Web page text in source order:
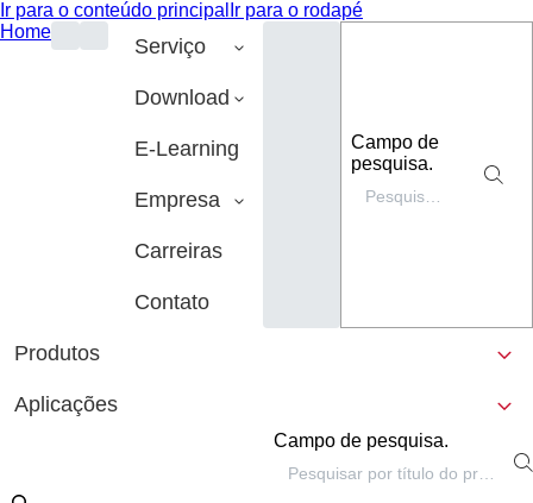
Ir para o conteúdo principal Ir para o rodapé
Home
Serviço
Download
E-Learning
Empresa
Carreiras
Contato
Campo de
pesquisa.
Produtos
Aplicações
Campo de pesquisa.